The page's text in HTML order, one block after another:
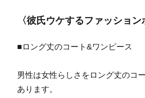
〈彼氏ウケするファッション
■ロング丈のコート&ワンピース
男性は女性らしさをロング丈のコ
あります。